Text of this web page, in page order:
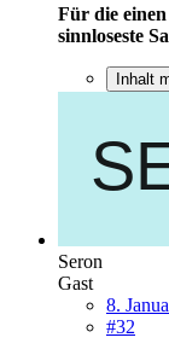
Für die
sinnloseste
Inhalt
Seron
Gast
8.
#32